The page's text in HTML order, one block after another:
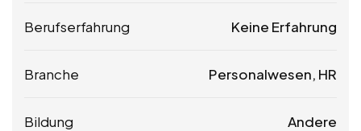
Berufserfahrung Keine Erfahrung
Branche Personalwesen, HR
Bildung Andere